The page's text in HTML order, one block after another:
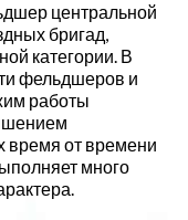
центральной
бригад,
категории. В
фельдшеров и
работы
время от времени
много